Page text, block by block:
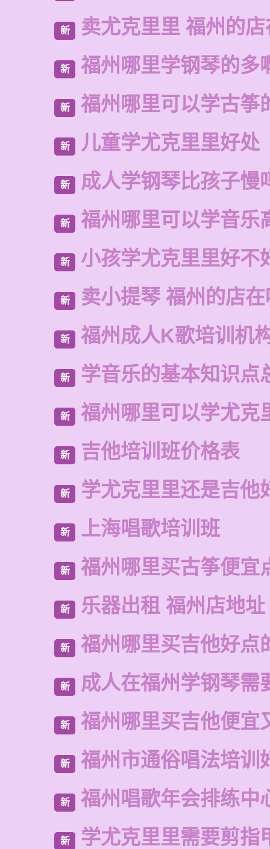
新 卖尤克里里 福州的
新 福州哪里学钢琴的多
新 福州哪里可以学古筝
新 儿童学尤克里里好处
新 成人学钢琴比孩子慢
新 福州哪里可以学音乐
新 小孩学尤克里里好不
新 卖小提琴 福州的店
新 福州成人K歌培训机
新 学音乐的基本知识点
新 福州哪里可以学尤克
新 吉他培训班价格表
新 学尤克里里还是吉他
新 上海唱歌培训班
新 福州哪里买古筝便宜
新 乐器出租 福州店地址
新 福州哪里买吉他好点
新 成人在福州学钢琴需
新 福州哪里买吉他便宜
新 福州市通俗唱法培训
新 福州唱歌年会排练中
新 学尤克里里需要剪指